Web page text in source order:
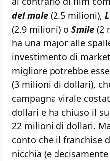
del male (2.5 milioni),
(2.9 milioni) o Smile (2
ha una major alle
investimento di
migliore potrebbe
(3 milioni di dollari),
campagna virale
dollari e ha chiuso il
22 milioni di dollari.
conto che il franchise
nicchia (e